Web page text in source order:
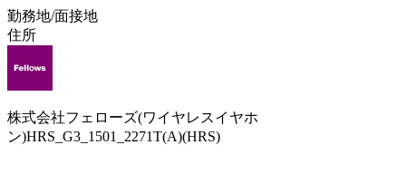
勤務地/面接地
住所
株式会社フェローズ(ワイヤレスイヤホ
ン)HRS_G3_1501_2271T(A)(HRS)